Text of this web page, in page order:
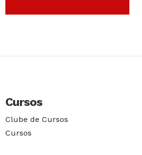
Cursos
Clube de Cursos
Cursos